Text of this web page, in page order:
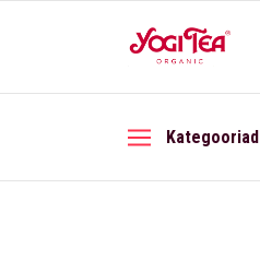
Kategooriad